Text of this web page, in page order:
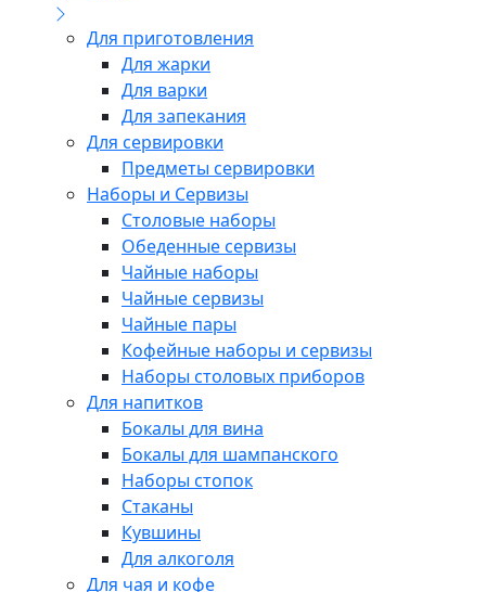
Для приготовления
Для жарки
Для варки
Для запекания
Для сервировки
Предметы сервировки
Наборы и Сервизы
Столовые наборы
Обеденные сервизы
Чайные наборы
Чайные сервизы
Чайные пары
Кофейные наборы и сервизы
Наборы столовых приборов
Для напитков
Бокалы для вина
Бокалы для шампанского
Наборы стопок
Стаканы
Кувшины
Для алкоголя
Для чая и кофе